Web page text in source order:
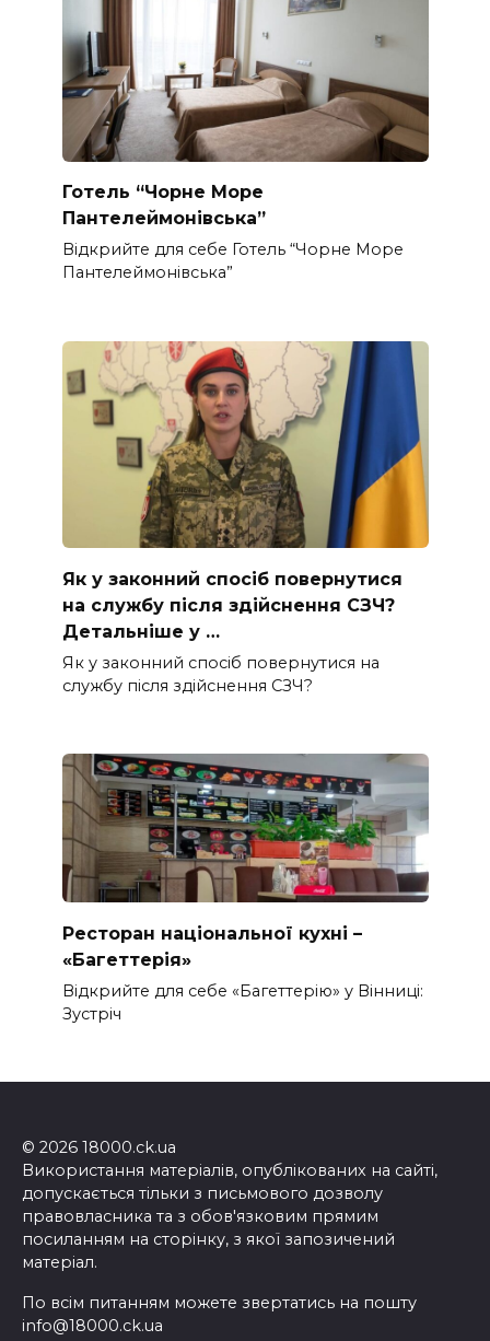
Готель “Чорне Море
Пантелеймонівська”
Відкрийте для себе Готель “Чорне Море
Пантелеймонівська”
Як у законний спосіб повернутися
на службу після здійснення СЗЧ?
Детальніше у …
Як у законний спосіб повернутися на
службу після здійснення СЗЧ?
Ресторан національної кухні –
«Багеттерія»
Відкрийте для себе «Багеттерію» у Вінниці:
Зустріч
© 2026 18000.ck.ua
Використання матеріалів, опублікованих на сайті,
допускається тільки з письмового дозволу
правовласника та з обов'язковим прямим
посиланням на сторінку, з якої запозичений
матеріал.
По всім питанням можете звертатись на пошту
info@18000.ck.ua